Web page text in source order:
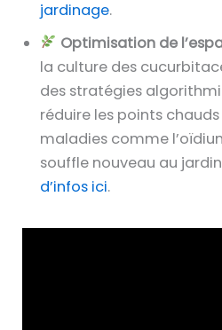
jardinage.
Optimisation de
la culture des
des stratégies
réduire les points
maladies comme
souffle nouveau au
d’infos ici.